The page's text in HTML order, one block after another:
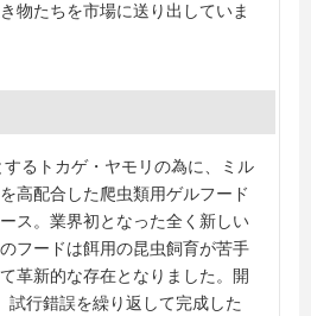
物たちを市場に送り出していま
るトカゲ・ヤモリの為に、ミル
高配合した爬虫類用ゲルフード
ス。業界初となった全く新しい
フードは餌用の昆虫飼育が苦手
革新的な存在となりました。開
試行錯誤を繰り返して完成した